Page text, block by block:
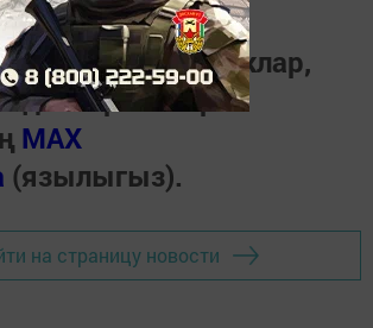
яңалыклар,
«Шәһри
MAX
(язылыгыз).
на страницу новости